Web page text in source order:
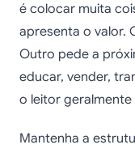
é colocar muita
apresenta o valor.
Outro pede a
educar, vender,
o leitor geralmente
Mantenha a